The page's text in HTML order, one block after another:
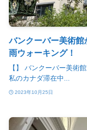
バンクーバー美術
雨ウォーキング！
【】 バンクーバー美術
私のカナダ滞在中...
2023年10月25日